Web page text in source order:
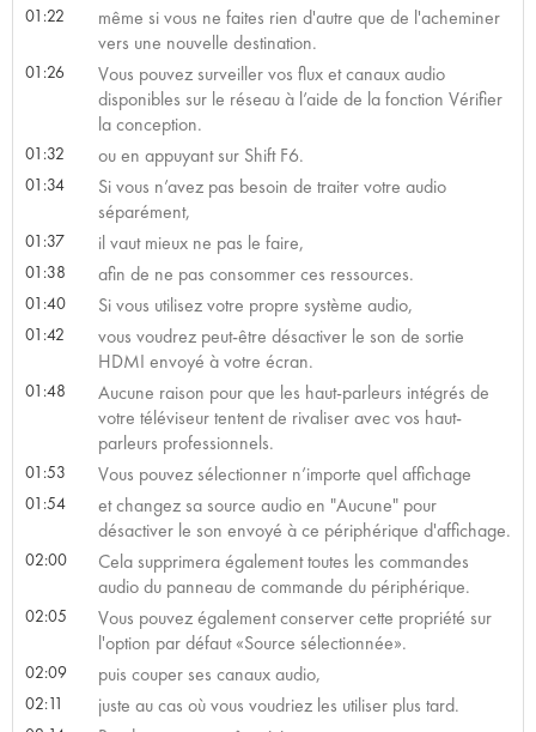
01:22
même si vous ne faites rien d'autre que de l'acheminer
vers une nouvelle destination.
01:26
Vous pouvez surveiller vos flux et canaux audio
disponibles sur le réseau à l’aide de la fonction Vérifier
la conception.
01:32 ou en appuyant sur Shift F6.
01:34
Si vous n’avez pas besoin de traiter votre audio
séparément,
01:37 il vaut mieux ne pas le faire,
01:38 afin de ne pas consommer ces ressources.
01:40 Si vous utilisez votre propre système audio,
01:42
vous voudrez peut-être désactiver le son de sortie
HDMI envoyé à votre écran.
01:48
Aucune raison pour que les haut-parleurs intégrés de
votre téléviseur tentent de rivaliser avec vos haut-
parleurs professionnels.
01:53 Vous pouvez sélectionner n’importe quel affichage
01:54
et changez sa source audio en "Aucune" pour
désactiver le son envoyé à ce périphérique d'affichage.
02:00
Cela supprimera également toutes les commandes
audio du panneau de commande du périphérique.
02:05
Vous pouvez également conserver cette propriété sur
l'option par défaut «Source sélectionnée».
02:09 puis couper ses canaux audio,
02:11 juste au cas où vous voudriez les utiliser plus tard.